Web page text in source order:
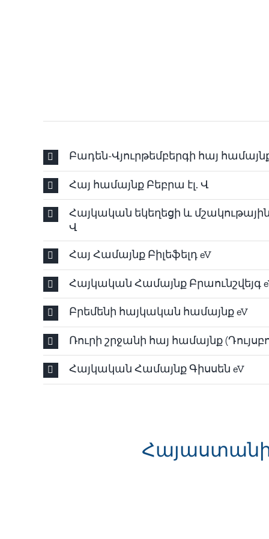
Բադեն-Վյուրթեմբերգի հայ
Հայ համայնք Բեբրա էլ. Վ
Հայկական եկեղեցի և մշակութային
Վ
Հայ Համայնք Բիլեֆելդ eV
Հայկական Համայնք Բրաունշվեյգ
Բրեմենի հայկական համայնք eV
Ռուրի շրջանի հայ համայնք
Հայկական Համայնք Գիսսեն eV